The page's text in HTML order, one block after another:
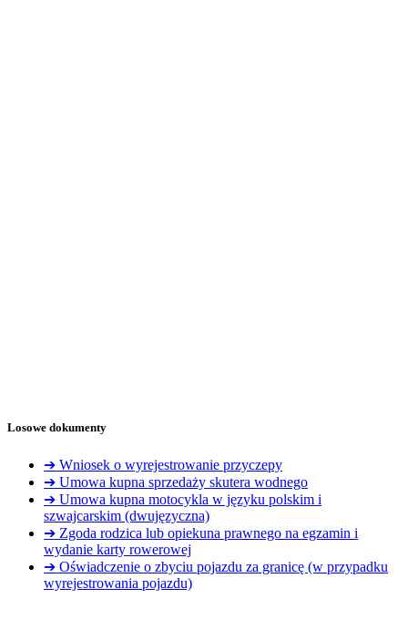
Losowe dokumenty
➔ Wniosek o wyrejestrowanie przyczepy
➔ Umowa kupna sprzedaży skutera wodnego
➔ Umowa kupna motocykla w języku polskim i
szwajcarskim (dwujęzyczna)
➔ Zgoda rodzica lub opiekuna prawnego na egzamin i
wydanie karty rowerowej
➔ Oświadczenie o zbyciu pojazdu za granicę (w przypadku
wyrejestrowania pojazdu)